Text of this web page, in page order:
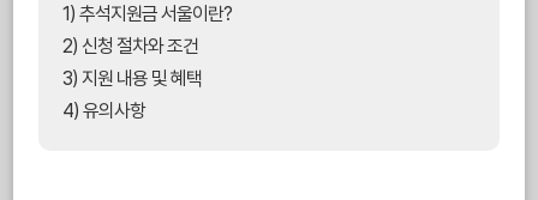
1) 추석지원금 서울이란?
2) 신청 절차와 조건
3) 지원 내용 및 혜택
4) 유의사항